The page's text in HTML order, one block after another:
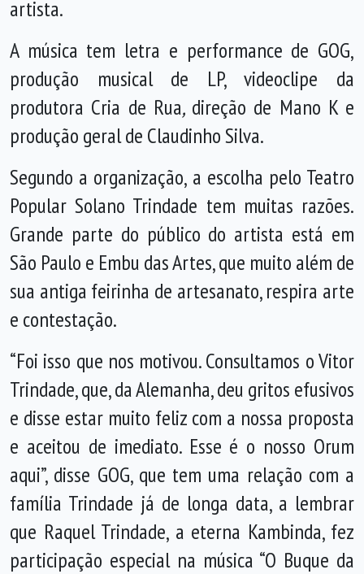
artista.
A música tem letra e performance de GOG,
produção musical de LP, videoclipe da
produtora Cria de Rua, direção de Mano K e
produção geral de Claudinho Silva.
Segundo a organização, a escolha pelo Teatro
Popular Solano Trindade tem muitas razões.
Grande parte do público do artista está em
São Paulo e Embu das Artes, que muito além de
sua antiga feirinha de artesanato, respira arte
e contestação.
“Foi isso que nos motivou. Consultamos o Vitor
Trindade, que, da Alemanha, deu gritos efusivos
e disse estar muito feliz com a nossa proposta
e aceitou de imediato. Esse é o nosso Orum
aqui”, disse GOG, que tem uma relação com a
família Trindade já de longa data, a lembrar
que Raquel Trindade, a eterna Kambinda, fez
participação especial na música “O Buque da